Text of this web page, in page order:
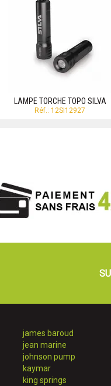
LAMPE TORCHE TOPO SILVA
Réf.: 12SI12927
james baroud
jean marine
johnson pump
kaymar
king springs